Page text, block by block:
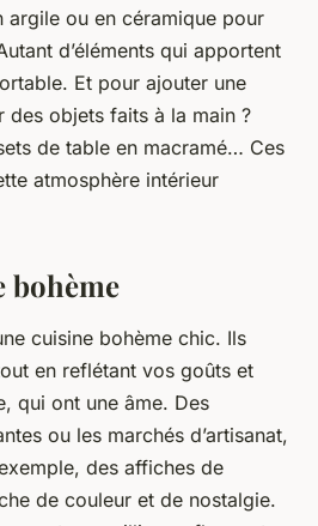
argile ou en céramique pour
d’éléments qui apportent
Et pour ajouter une
objets faits à la main ?
de table en macramé… Ces
atmosphère intérieur
bohème
cuisine bohème chic. Ils
en reflétant vos goûts et
qui ont une âme. Des
ou les marchés d’artisanat,
des affiches de
de couleur et de nostalgie.